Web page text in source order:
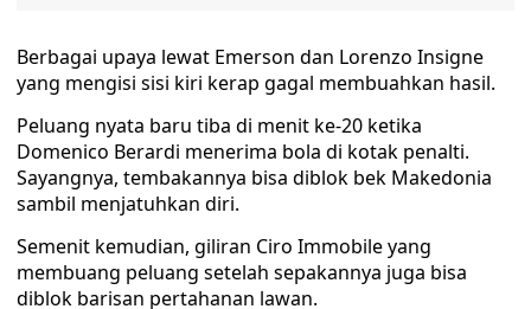
Berbagai upaya lewat Emerson dan Lorenzo Insigne
yang mengisi sisi kiri kerap gagal membuahkan hasil.
Peluang nyata baru tiba di menit ke-20 ketika
Domenico Berardi menerima bola di kotak penalti.
Sayangnya, tembakannya bisa diblok bek Makedonia
sambil menjatuhkan diri.
Semenit kemudian, giliran Ciro Immobile yang
membuang peluang setelah sepakannya juga bisa
diblok barisan pertahanan lawan.